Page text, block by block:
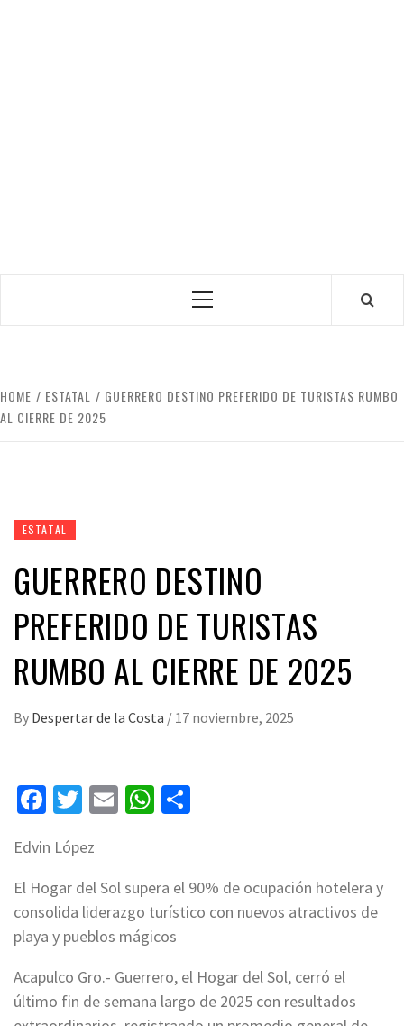
Primary
HOME ESTATAL
GUERRERO DESTINO PREFERIDO DE TURISTAS RUMBO
AL CIERRE DE 2025
ESTATAL
GUERRERO DESTINO
PREFERIDO DE TURISTAS
RUMBO AL CIERRE DE 2025
By Despertar de la Costa / 17 noviembre, 2025
Facebook
Twitter
EmailWhatsApp
Edvin López
El Hogar del Sol supera el 90% de ocupación hotelera y
consolida liderazgo turístico con nuevos atractivos de
playa y pueblos mágicos
Acapulco Gro.- Guerrero, el Hogar del Sol, cerró el
último fin de semana largo de 2025 con resultados